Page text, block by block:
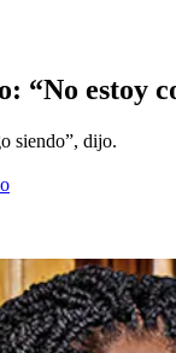
estoy
siendo”, dijo.